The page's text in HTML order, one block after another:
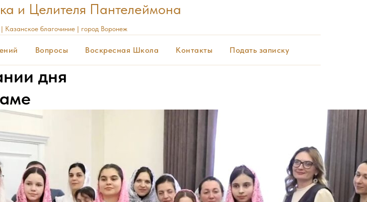
и Целителя Пантелеймона
Казанское благочиние | город Воронеж
Вопросы Воскресная Школа Контакты Подать записку
дня